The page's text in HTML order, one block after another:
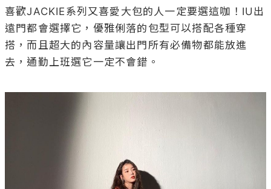
去，通勤上班選它一定不會錯。